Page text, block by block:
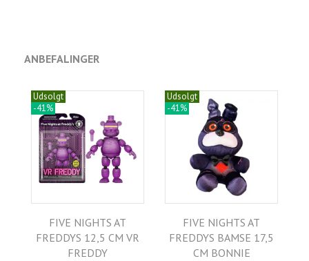
ANBEFALINGER
Udsolgt
-41%
FIVE NIGHTS AT
FREDDYS 12,5 CM VR
FREDDY
Udsolgt
-41%
FIVE NIGHTS AT
FREDDYS BAMSE 17,5
CM BONNIE